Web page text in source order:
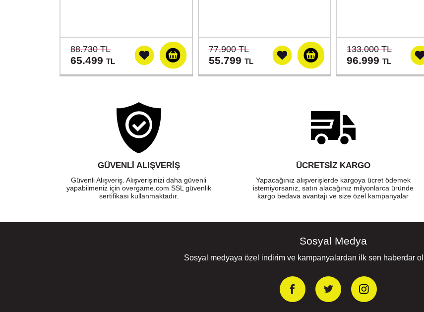
88.730 TL
65.499TL
77.900 TL
55.799 TL
133.000 TL
96.999 TL
GÜVENLI ALIŞVERIŞ
Güvenli Alışveriş. Alışverişinizi daha güvenli
yapabilmeniz için overgame.com SSL güvenlik
sertifikası kullanmaktadır.
ÜCRETSIZ KARGO
Yapacağınız alışverişlerde kargoya ücret ödemek
istemiyorsanız, satın alacağınız milyonlarca üründe
kargo bedava avantajı ve size özel kampanyalar
Sosyal Medya
Sosyal medyaya özel indirim ve kampanyalardan ilk sen haberdar ol,